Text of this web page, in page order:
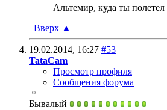
Альтемир, куда ты
Вверх ▲
19.02.2014, 16:27 #53
TataCam
Просмотр профиля
Сообщения форума
Бывалый